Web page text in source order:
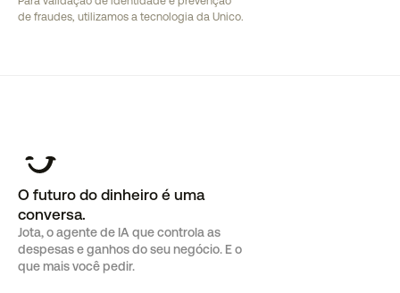
de fraudes, utilizamos a tecnologia da Unico.
O futuro do dinheiro é uma
conversa.
Jota, o agente de IA que controla as
despesas e ganhos do seu negócio. E o
que mais você pedir.